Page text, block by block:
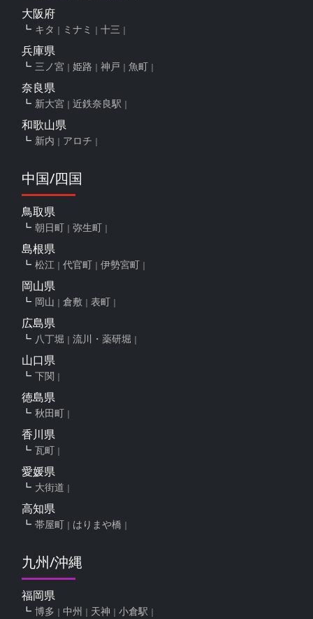
大阪府
キタ ミナミ 十三
兵庫県
三ノ宮 姫路 神戸 魚町
奈良県
新大宮 近鉄奈良駅
和歌山県
新内 アロチ
中国/四国
鳥取県
朝日町 弥生町
島根県
松江 代官町 伊勢宮町
岡山県
岡山 倉敷 表町
広島県
八丁堀 流川・薬研堀
山口県
下関
徳島県
秋田町
香川県
瓦町
愛媛県
大街道
高知県
帯屋町 はりまや橋
九州/沖縄
福岡県
博多 中州 天神 小倉駅